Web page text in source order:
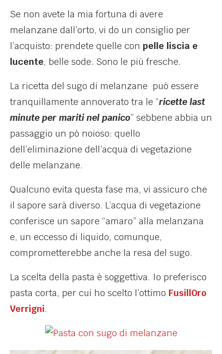
Se non avete la mia fortuna di avere
melanzane dall’orto, vi do un consiglio per
l’acquisto: prendete quelle con pelle liscia e
lucente, belle sode. Sono le più fresche.
La ricetta del sugo di melanzane può essere
tranquillamente annoverato tra le “ricette last
minute per mariti nel panico” sebbene abbia un
passaggio un pò noioso: quello
dell’eliminazione dell’acqua di vegetazione
delle melanzane.
Qualcuno evita questa fase ma, vi assicuro che
il sapore sarà diverso. L’acqua di vegetazione
conferisce un sapore “amaro” alla melanzana
e, un eccesso di liquido, comunque,
comprometterebbe anche la resa del sugo.
La scelta della pasta è soggettiva. Io preferisco
pasta corta, per cui ho scelto l’ottimo FusillOro
Verrigni.